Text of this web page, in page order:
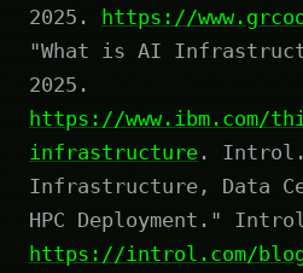
2025. https://
"What is AI
2025.
https://www.ibm.com/
infrastructure . Introl.
Infrastructure, Data
HPC Deployment."
https://introl.com/